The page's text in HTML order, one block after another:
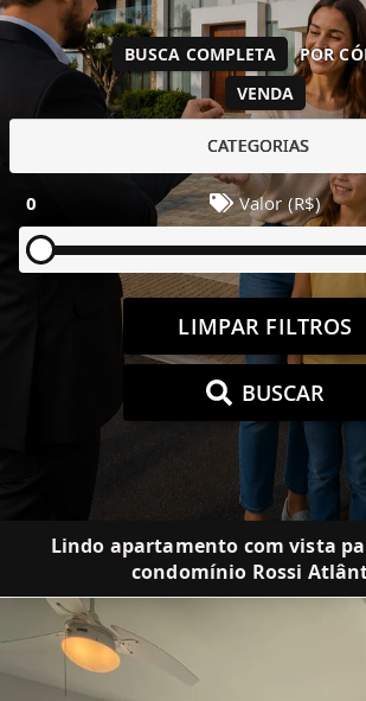
VENDA
BUSCA COMPLETA POR
CATEGORIAS
0 Valor (R$)
LIMPAR FILTROS
BUSCAR
Lindo apartamento com vista
condomínio Rossi